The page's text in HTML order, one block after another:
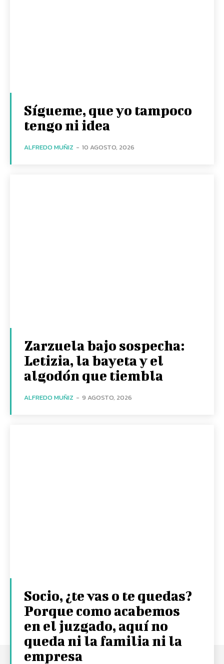
Sígueme, que yo tampoco
tengo ni idea
ALFREDO MUÑIZ - 10 AGOSTO, 2026
Zarzuela bajo sospecha:
Letizia, la bayeta y el
algodón que tiembla
ALFREDO MUÑIZ - 9 AGOSTO, 2026
Socio, ¿te vas o te quedas?
Porque como acabemos
en el juzgado, aquí no
queda ni la familia ni la
empresa